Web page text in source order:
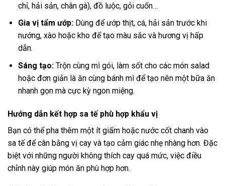
chỉ, hải sản, chân gà), đồ luộc, gỏi cuốn…
Gia vị tẩm ướp:Dùng để ướp thịt, cá, hải sản trước khi
nướng, xào hoặc kho để tạo màu sắc và hương vị hấp
dẫn.
Sáng tạo:Trộn cùng mì gói, làm sốt cho các món salad
hoặc đơn giản là ăn cùng bánh mì để tạo nên một bữa ăn
nhanh gọn mà cực kỳ ngon miệng.
Hướng dẫn kết hợp sa tế phù hợp khẩu vị
Bạn có thể pha thêm một ít giấm hoặc nước cốt chanh vào
sa tế để cân bằng vị cay và tạo cảm giác nhẹ nhàng hơn. Đặc
biệt với những người không thích cay quá mức, việc điều
chỉnh này giúp món ăn phù hợp hơn.